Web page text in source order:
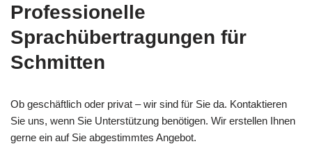
Professionelle
Sprachübertragungen für
Schmitten
Ob geschäftlich oder privat – wir sind für Sie da. Kontaktieren
Sie uns, wenn Sie Unterstützung benötigen. Wir erstellen Ihnen
gerne ein auf Sie abgestimmtes Angebot.